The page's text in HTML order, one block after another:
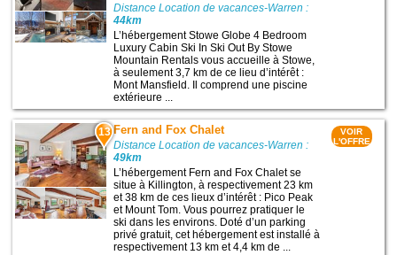
Distance Location de vacances-Warren :
44km
L’hébergement Stowe Globe 4 Bedroom
Luxury Cabin Ski In Ski Out By Stowe
Mountain Rentals vous accueille à Stowe,
à seulement 3,7 km de ce lieu d’intérêt :
Mont Mansfield. Il comprend une piscine
extérieure ...
13 Fern and Fox Chalet
Distance Location de vacances-Warren :
49km
L’hébergement Fern and Fox Chalet se
situe à Killington, à respectivement 23 km
et 38 km de ces lieux d’intérêt : Pico Peak
et Mount Tom. Vous pourrez pratiquer le
ski dans les environs. Doté d’un parking
privé gratuit, cet hébergement est installé à
respectivement 13 km et 4,4 km de ...
VOIR
L'OFFRE